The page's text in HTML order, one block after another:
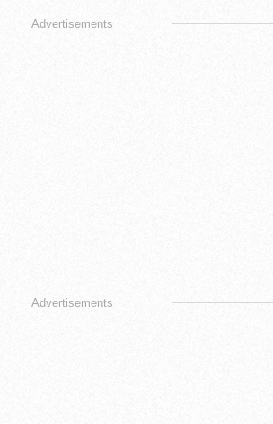
Advertisements
Advertisements